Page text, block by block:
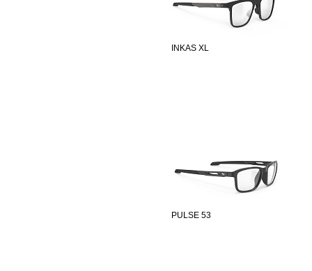
INKAS XL
PULSE 53